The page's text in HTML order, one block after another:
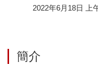
2022年6月18日 上
簡介